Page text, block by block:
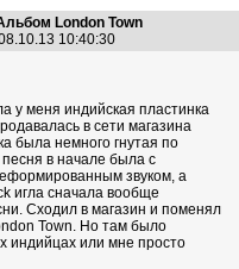
London Town
10:40:30
у меня индийская пластинка
в сети магазина
была немного гнутая по
песня в начале была с
звуком, а
игла сначала вообще
Сходил в магазин и поменял
Town. Но там было
индийцах или мне просто